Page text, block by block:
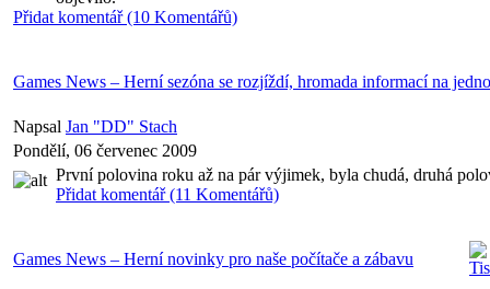
Přidat komentář (10 Komentářů)
Games News – Herní sezóna se rozjíždí, hromada informací na
Napsal Jan "DD" Stach
Pondělí, 06 červenec 2009
První polovina roku až na pár výjimek, byla chudá, druhá
Přidat komentář (11 Komentářů)
Games News – Herní novinky pro naše počítače a zábavu